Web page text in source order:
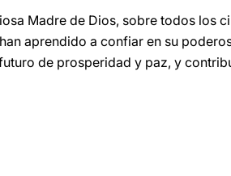
Madre de Dios, sobre todos los
aprendido a confiar en su
de prosperidad y paz, y